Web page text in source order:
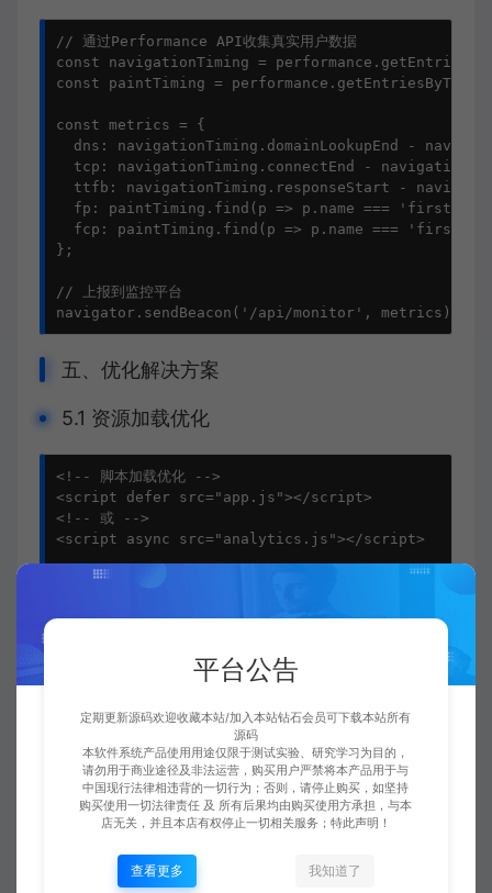
// 通过Performance API收集真实用户数据
const navigationTiming = performance.
const paintTiming = performance. getEntriesByType
const metrics = {
dns : navigationTiming. domainLookupEnd
-
tcp : navigationTiming. connectEnd
-
ttfb : navigationTiming. responseStart -
fp : paintTiming. find ( p => p. name ===
'first-
fcp : paintTiming. find ( p => p. name ===
'first-
};
// 上报到监控平台
navigator. sendBeacon ( '/api/monitor' , metrics);
五、优化解决方案
5.1 资源加载优化
<!-- 脚本加载优化 -->
<script defer src= "app.js"></script>
<!-- 或 -->
<script async src= "analytics.js"></script>
<!-- CSS优化 -->
<noscript><link rel="stylesheet" href=
font-family: 'MyFont';
font-display: swap; /* 避免FOIT */
src: url('font.woff2') format('woff2'
style>
5.2 渐进式渲染
平台公告
定期更新源码欢迎收藏本站/加入本站钻石会员可下载本站所有
源码
本软件系统产品使用用途仅限于测试实验、研究学习为目的，
请勿用于商业途径及非法运营，购买用户严禁将本产品用于与
中国现行法律相违背的一切行为；否则，请停止购买，如坚持
购买使用一切法律责任 及 所有后果均由购买使用方承担，与本
店无关，并且本店有权停止一切相关服务；特此声明！
查看更多 我知道了